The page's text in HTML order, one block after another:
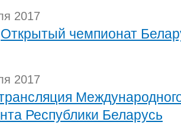
2017
Открытый чемпионат
2017
Республики Беларусь